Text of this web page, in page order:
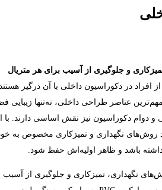
و جلوگیری از آسیب برای هر متریال
در دکوراسیون داخلی با آن درگیر
عناصر طراحی داخلی، نه‌تنها زیبایی
و دوام دکوراسیون نیز نقش اساسی دارند. با
روش‌های نگهداری و تمیزکاری مخصوص به
باشد و ظاهر اولیه‌اش حفظ شود.
نگهداری، تمیزکاری و جلوگیری از آسیب